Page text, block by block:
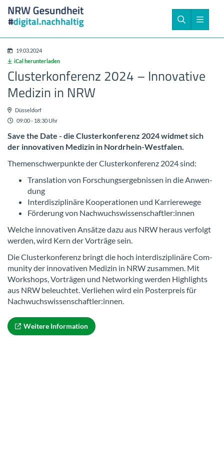
19.03.2024
iCal her­un­ter­la­den
Clus­ter­kon­fe­renz 2024 – In­no­va­ti­ve
Me­di­zin in NRW
Düs­sel­dorf
09:00 - 18:30 Uhr
Save the Date - die Clus­ter­kon­fe­renz 2024 wid­met sich
der in­no­va­ti­ven Me­di­zin in Nordrhein-​Westfalen.
The­men­schwer­punk­te der Clus­ter­kon­fe­renz 2024 sind:
Trans­la­ti­on von For­schungs­er­geb­nis­sen in die An­wen­
dung
In­ter­dis­zi­pli­nä­re Ko­ope­ra­tio­nen und Kar­rie­re­we­ge
För­de­rung von Nach­wuchs­wis­sen­schaft­ler:innen
Wel­che in­no­va­ti­ven An­sät­ze dazu aus NRW her­aus ver­folgt
wer­den, wird Kern der Vor­trä­ge sein.
Die Clus­ter­kon­fe­renz bringt die hoch in­ter­dis­zi­pli­nä­re Com­
mu­ni­ty der in­no­va­ti­ven Me­di­zin in NRW zu­sam­men. Mit
Work­shops, Vor­trä­gen und Net­wor­king wer­den High­lights
aus NRW be­leuch­tet. Ver­lie­hen wird ein Pos­ter­preis für
Nach­wuchs­wis­sen­schaft­ler:innen.
Wei­te­re In­for­ma­ti­on